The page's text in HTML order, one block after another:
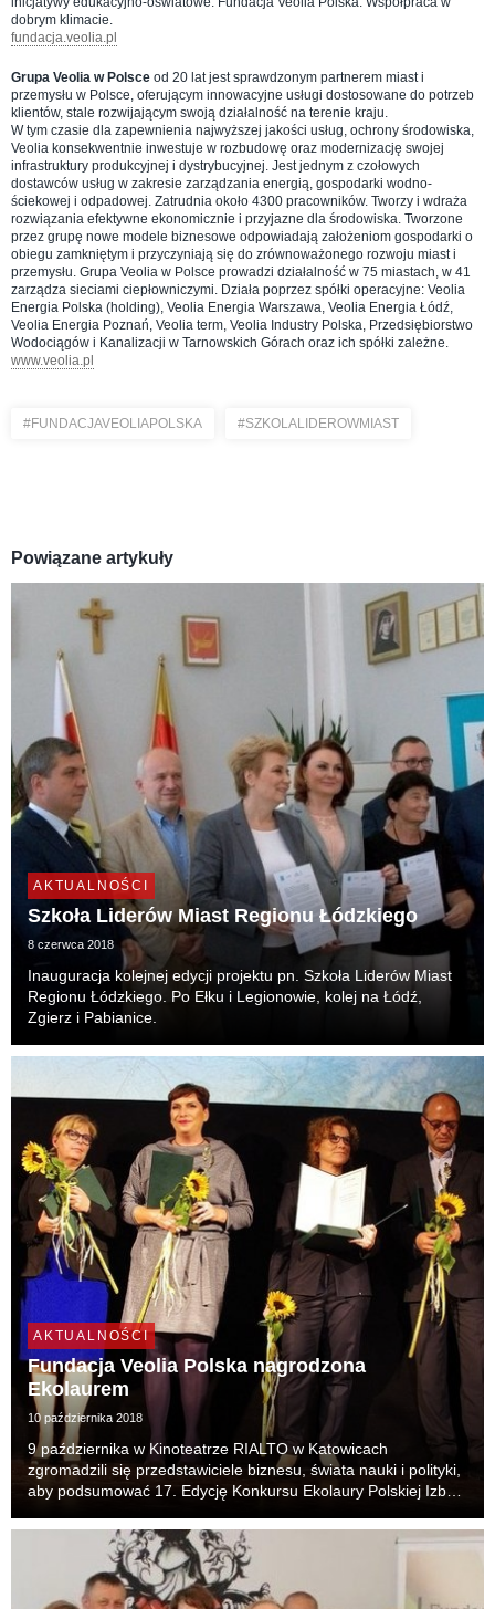
dobrym klimacie.
fundacja.veolia.pl
Grupa Veolia w Polsce od 20 lat jest sprawdzonym partnerem miast i
przemysłu w Polsce, oferującym innowacyjne usługi dostosowane do potrzeb
klientów, stale rozwijającym swoją działalność na terenie kraju.
W tym czasie dla zapewnienia najwyższej jakości usług, ochrony środowiska,
Veolia konsekwentnie inwestuje w rozbudowę oraz modernizację swojej
infrastruktury produkcyjnej i dystrybucyjnej. Jest jednym z czołowych
dostawców usług w zakresie zarządzania energią, gospodarki wodno-
ściekowej i odpadowej. Zatrudnia około 4300 pracowników. Tworzy i wdraża
rozwiązania efektywne ekonomicznie i przyjazne dla środowiska. Tworzone
przez grupę nowe modele biznesowe odpowiadają założeniom gospodarki o
obiegu zamkniętym i przyczyniają się do zrównoważonego rozwoju miast i
przemysłu. Grupa Veolia w Polsce prowadzi działalność w 75 miastach, w 41
zarządza sieciami ciepłowniczymi. Działa poprzez spółki operacyjne: Veolia
Energia Polska (holding), Veolia Energia Warszawa, Veolia Energia Łódź,
Veolia Energia Poznań, Veolia term, Veolia Industry Polska, Przedsiębiorstwo
Wodociągów i Kanalizacji w Tarnowskich Górach oraz ich spółki zależne.
www.veolia.pl
#FUNDACJAVEOLIAPOLSKA #SZKOLALIDEROWMIAST
Powiązane artykuły
AKTUALNOŚCI
Szkoła Liderów Miast Regionu Łódzkiego
8 czerwca 2018
Inauguracja kolejnej edycji projektu pn. Szkoła Liderów Miast
Regionu Łódzkiego. Po Ełku i Legionowie, kolej na Łódź,
Zgierz i Pabianice.
AKTUALNOŚCI
Fundacja Veolia Polska nagrodzona
Ekolaurem
10 października 2018
9 października w Kinoteatrze RIALTO w Katowicach
zgromadzili się przedstawiciele biznesu, świata nauki i polityki,
aby podsumować 17. Edycję Konkursu Ekolaury Polskiej Izby
Ekolaurem w kategorii „Edukacja ekologiczna, o...